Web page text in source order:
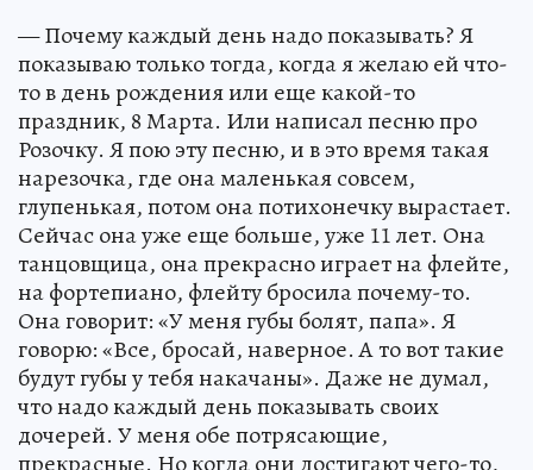
— Почему каждый день надо показывать? Я
показываю только тогда, когда я желаю ей что-
то в день рождения или еще какой-то
праздник, 8 Марта. Или написал песню про
Розочку. Я пою эту песню, и в это время такая
нарезочка, где она маленькая совсем,
глупенькая, потом она потихонечку вырастает.
Сейчас она уже еще больше, уже 11 лет. Она
танцовщица, она прекрасно играет на флейте,
на фортепиано, флейту бросила почему-то.
Она говорит: «У меня губы болят, папа». Я
говорю: «Все, бросай, наверное. А то вот такие
будут губы у тебя накачаны». Даже не думал,
что надо каждый день показывать своих
дочерей. У меня обе потрясающие,
прекрасные. Но когда они достигают чего-то,